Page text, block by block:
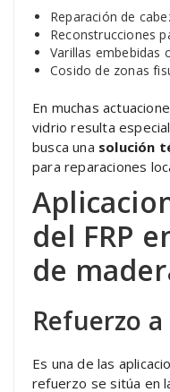
Reparación de
Reconstrucciones
Varillas embebidas
Cosido de zonas
En muchas
vidrio resulta
busca una solución
para reparaciones
del FRP
de
Refuerzo
Es una de las
refuerzo se sitúa en